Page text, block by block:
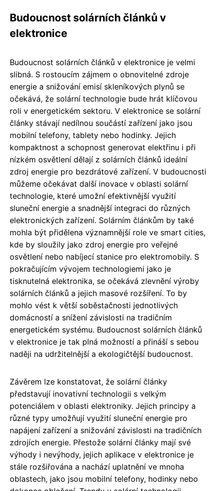
Budoucnost solárních článků v
elektronice
Budoucnost solárních článků v elektronice je velmi
slibná. S rostoucím zájmem o obnovitelné zdroje
energie a snižování emisí skleníkových plynů se
očekává, že solární technologie bude hrát klíčovou
roli v energetickém sektoru. V elektronice se solární
články stávají nedílnou součástí zařízení jako jsou
mobilní telefony, tablety nebo hodinky. Jejich
kompaktnost a schopnost generovat elektřinu i při
nízkém osvětlení dělají z solárních článků ideální
zdroj energie pro bezdrátové zařízení. V budoucnosti
můžeme očekávat další inovace v oblasti solární
technologie, které umožní efektivnější využití
sluneční energie a snadnější integraci do různých
elektronických zařízení. Solárním článkům by také
mohla být přidělena významnější role ve smart cities,
kde by sloužily jako zdroj energie pro veřejné
osvětlení nebo nabíjecí stanice pro elektromobily. S
pokračujícím vývojem technologiemi jako je
tisknutelná elektronika, se očekává zlevnění výroby
solárních článků a jejich masové rozšíření. To by
mohlo vést k větší soběstačnosti jednotlivých
domácností a snížení závislosti na tradičním
energetickém systému. Budoucnost solárních článků
v elektronice je tak plná možností a přináší s sebou
naději na udržitelnější a ekologičtější budoucnost.
Závěrem lze konstatovat, že solární články
představují inovativní technologii s velkým
potenciálem v oblasti elektroniky. Jejich principy a
různé typy umožňují využití sluneční energie pro
napájení zařízení a snižování závislosti na tradičních
zdrojích energie. Přestože solární články mají své
výhody i nevýhody, jejich aplikace v elektronice je
stále rozšiřována a nachází uplatnění ve mnoha
oblastech, jako jsou mobilní telefony, hodinky nebo